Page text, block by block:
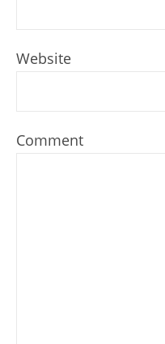
Website
Comment